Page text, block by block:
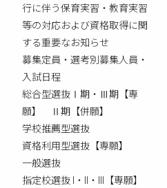
行に伴う保育実習・教育実習
等の対応および資格取得に関
する重要なお知らせ
募集定員・選考別募集人員・
入試日程
総合型選抜Ⅰ期・Ⅲ期【専
願】 Ⅱ期【併願】
学校推薦型選抜
資格利用型選抜【専願】
一般選抜
指定校選抜 I・II・III【専願】